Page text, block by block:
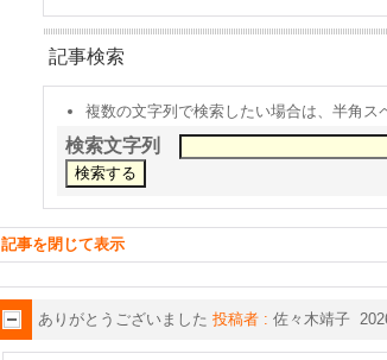
記事検索
複数の文字列で検索したい場合は、半角
検索文字列
記事を閉じて表示
ありがとうございました 投稿者 : 佐々木靖子